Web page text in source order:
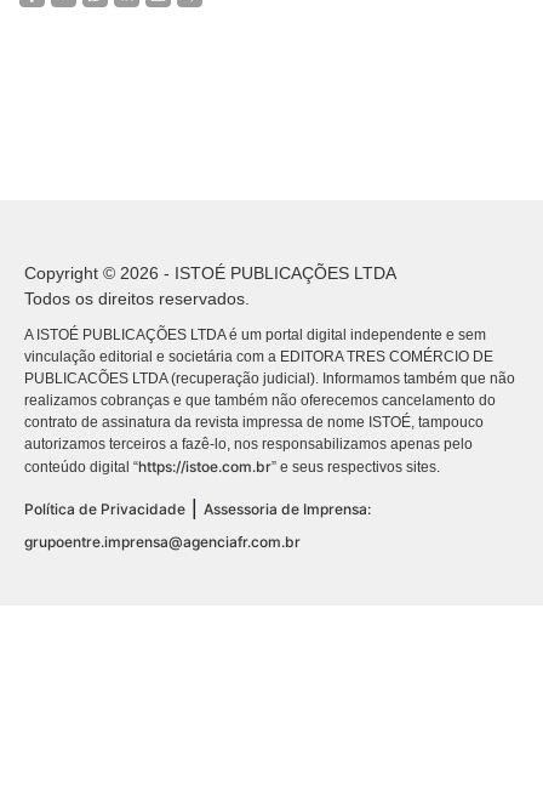
Copyright © 2026 - ISTOÉ PUBLICAÇÕES LTDA
Todos os direitos reservados.
A ISTOÉ PUBLICAÇÕES LTDA é um portal digital independente e sem
vinculação editorial e societária com a EDITORA TRES COMÉRCIO DE
PUBLICACÕES LTDA (recuperação judicial). Informamos também que não
realizamos cobranças e que também não oferecemos cancelamento do
contrato de assinatura da revista impressa de nome ISTOÉ, tampouco
autorizamos terceiros a fazê-lo, nos responsabilizamos apenas pelo
conteúdo digital “https://istoe.com.br” e seus respectivos sites.
Política de Privacidade
Assessoria de Imprensa:
grupoentre.imprensa@agenciafr.com.br